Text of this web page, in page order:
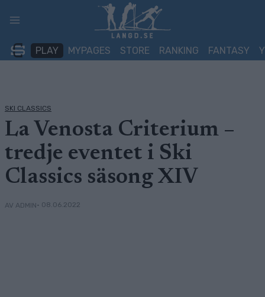
PLAY MYPAGES STORE RANKING FANTASY
SKI CLASSICS
La Venosta Criterium –
tredje eventet i Ski
Classics säsong XIV
AV ADMIN• 08.06.2022